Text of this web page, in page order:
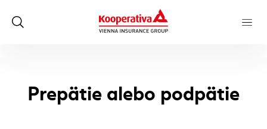
Prepätie alebo podpätie